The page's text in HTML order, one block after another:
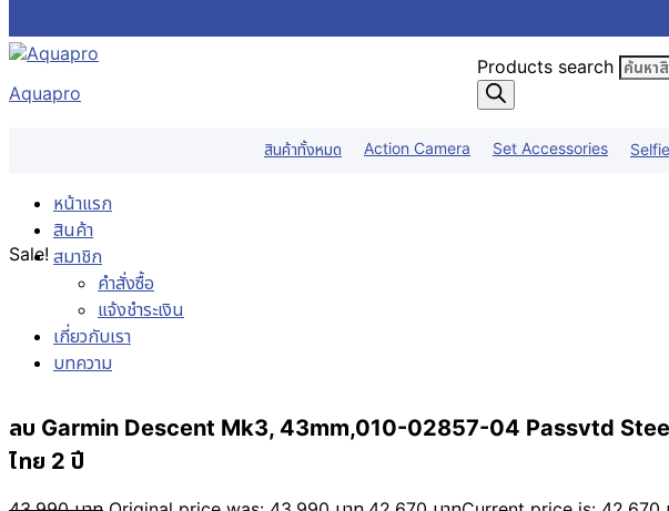
Aquapro
Products search
สินค้าทั้งหมด Action Camera Set Accessories
หน้าแรก
สินค้า
สมาชิก
คำสั่งซื้อ
แจ้งชำระเงิน
เกี่ยวกับเรา
บทความ
Sale!
ลบ Garmin Descent Mk3, 43mm,010-02857-04 Passvtd
ไทย 2 ปี